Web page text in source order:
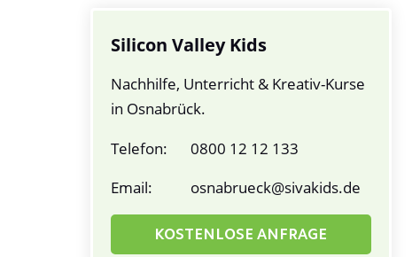
Silicon Valley Kids
Nachhilfe, Unterricht & Kreativ-Kurse
in Osnabrück.
Telefon:
0800 12 12 133
Email:
osnabrueck@sivakids.de
KOSTENLOSE ANFRAGE